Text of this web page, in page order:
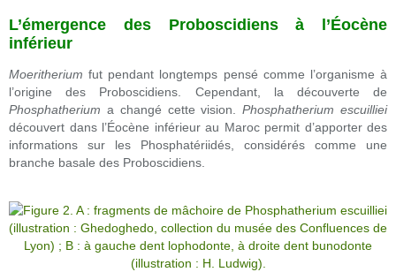
L’émergence des Proboscidiens à l’Éocène
inférieur
Moeritherium fut pendant longtemps pensé comme l’organisme à
l’origine des Proboscidiens. Cependant, la découverte de
Phosphatherium a changé cette vision.Phosphatherium escuilliei
découvert dans l’Éocène inférieur au Maroc permit d’apporter des
informations sur les Phosphatériidés, considérés comme une
branche basale des Proboscidiens.